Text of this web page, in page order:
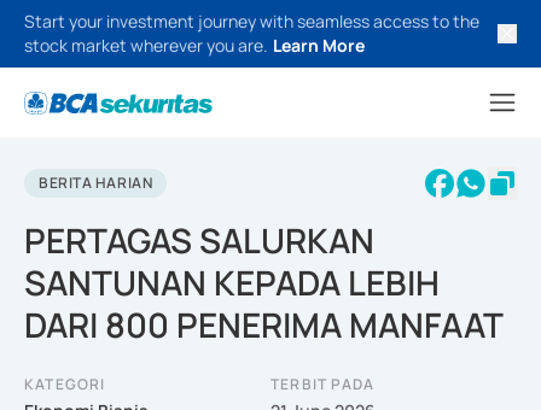
Start your investment journey with seamless access to the
stock market wherever you are. Learn More
BERITA HARIAN
PERTAGAS SALURKAN
SANTUNAN KEPADA LEBIH
DARI 800 PENERIMA MANFAAT
KATEGORI TERBIT PADA